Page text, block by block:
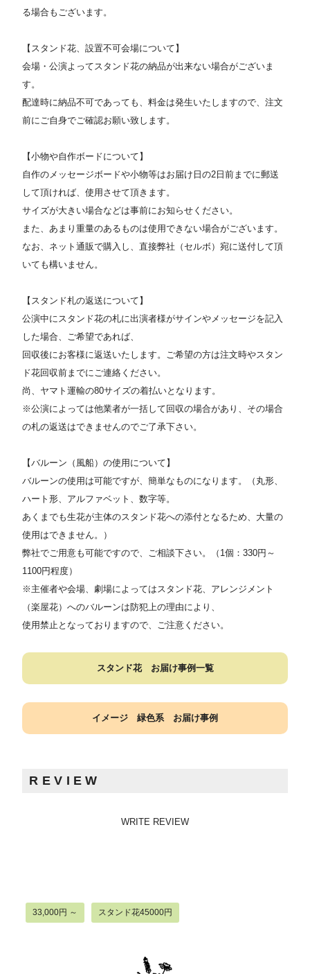
る場合もございます。
【スタンド花、設置不可会場について】
会場・公演よってスタンド花の納品が出来ない場合がございま
す。
配達時に納品不可であっても、料金は発生いたしますので、注文
前にご自身でご確認お願い致します。
【小物や自作ボードについて】
自作のメッセージボードや小物等はお届け日の2日前までに郵送
して頂ければ、使用させて頂きます。
サイズが大きい場合などは事前にお知らせください。
また、あまり重量のあるものは使用できない場合がございます。
なお、ネット通販で購入し、直接弊社（セルボ）宛に送付して頂
いても構いません。
【スタンド札の返送について】
公演中にスタンド花の札に出演者様がサインやメッセージを記入
した場合、ご希望であれば、
回収後にお客様に返送いたします。ご希望の方は注文時やスタン
ド花回収前までにご連絡ください。
尚、ヤマト運輸の80サイズの着払いとなります。
※公演によっては他業者が一括して回収の場合があり、その場合
の札の返送はできませんのでご了承下さい。
【バルーン（風船）の使用について】
バルーンの使用は可能ですが、簡単なものになります。（丸形、
ハート形、アルファベット、数字等。
あくまでも生花が主体のスタンド花への添付となるため、大量の
使用はできません。）
弊社でご用意も可能ですので、ご相談下さい。（1個：330円～
1100円程度）
※主催者や会場、劇場によってはスタンド花、アレンジメント
（楽屋花）へのバルーンは防犯上の理由により、
使用禁止となっておりますので、ご注意ください。
スタンド花 お届け事例一覧
イメージ 緑色系 お届け事例
REVIEW
WRITE REVIEW
33,000円 ～ スタンド花45000円